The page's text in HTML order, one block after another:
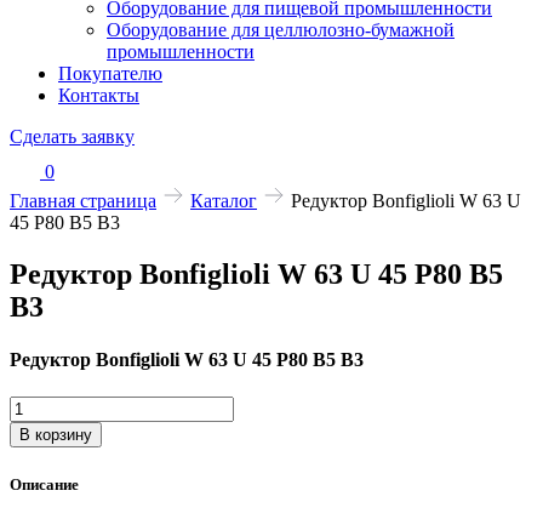
Оборудование для пищевой промышленности
Оборудование для целлюлозно-бумажной
промышленности
Покупателю
Контакты
Сделать заявку
0
Главная страница
Каталог
Редуктор Bonfiglioli W 63 U
45 P80 B5 B3
Редуктор Bonfiglioli W 63 U 45 P80 B5
B3
Редуктор Bonfiglioli W 63 U 45 P80 B5 B3
Количество
товара
Редуктор
W
В корзину
Описание